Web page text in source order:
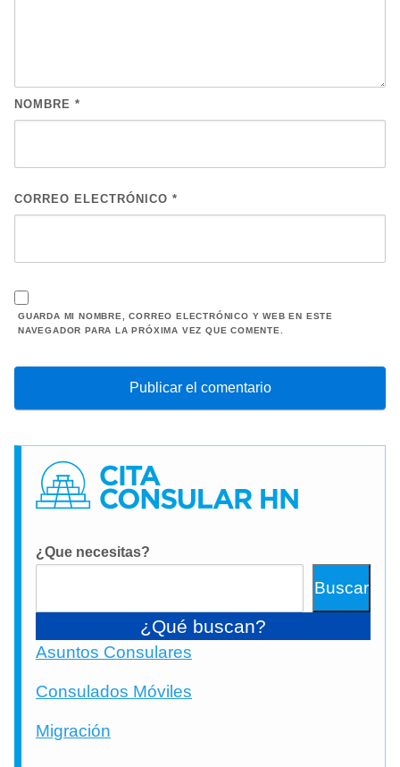
NOMBRE *
CORREO ELECTRÓNICO *
GUARDA MI NOMBRE, CORREO ELECTRÓNICO Y WEB EN ESTE
NAVEGADOR PARA LA PRÓXIMA VEZ QUE COMENTE.
¿Que necesitas?
Buscar
¿Qué buscan?
Asuntos Consulares
Consulados Móviles
Migración